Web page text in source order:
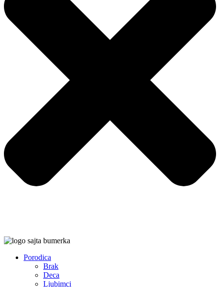
Porodica
Brak
Deca
Ljubimci